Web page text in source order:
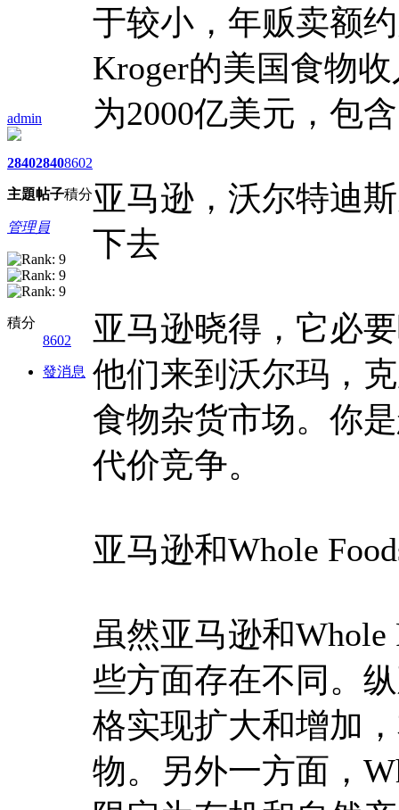
admin
2840
主題
2840
帖子
8602
積分
管理員
積分
8602
發消息
于较小，年贩卖额
Kroger的美国食物
为2000亿美元，包
亚马逊，沃尔特迪
下去
亚马逊晓得，它必
他们来到沃尔玛，
食物杂货市场。你
代价竞争。
亚马逊和Whole
虽然亚马逊和
些方面存在不同。
格实现扩大和增加
物。另外一方面，